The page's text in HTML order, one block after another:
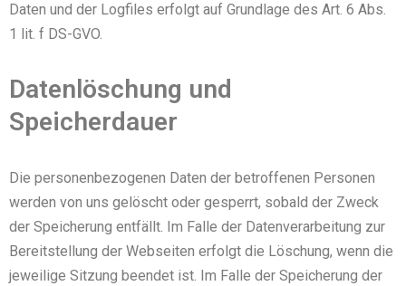
Daten und der Logfiles erfolgt auf Grundlage des Art. 6 Abs.
1 lit. f DS-GVO.
Datenlöschung und
Speicherdauer
Die personenbezogenen Daten der betroffenen Personen
werden von uns gelöscht oder gesperrt, sobald der Zweck
der Speicherung entfällt. Im Falle der Datenverarbeitung zur
Bereitstellung der Webseiten erfolgt die Löschung, wenn die
jeweilige Sitzung beendet ist. Im Falle der Speicherung der